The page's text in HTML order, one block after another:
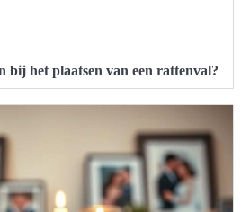
bij het plaatsen van een rattenval?